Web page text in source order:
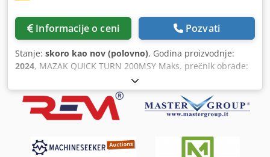
Informacije o ceni Pozvati
Stanje: skoro kao nov (polovno), Godina proizvodnje:
2024, MAZAK QUICK TURN 200MSY Maks. prečnik obrade:
380 mm Maks. dužina obrade: 575 mm Maks. brzina
rotacije glodala: 5.000 obr/min Maks. brzina rotacije
vretena: 5.000 obr/min Maks. prečnik šipke: 65 mm Mašina
je opremljena sa: - CNC upravljačkom jedinicom Mazatrol
sa tri čeljusti BB-208 za glavno vreteno, prečnik 210 mm -
Hidrauličnim steznim mehanizmom KITAGAWA sa tri